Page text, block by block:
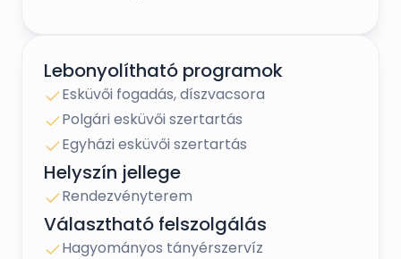
Lebonyolítható programok
Esküvői fogadás, díszvacsora
Polgári esküvői szertartás
Egyházi esküvői szertartás
Helyszín jellege
Rendezvényterem
Választható felszolgálás
Hagyományos tányérszervíz